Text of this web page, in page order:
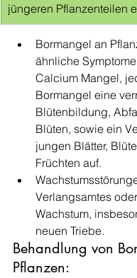
jüngeren Pflanzenteilen
Bormangel an
ähnliche
Calcium Mangel,
Bormangel eine
Blütenbildung,
Blüten, sowie ein
jungen Blätter,
Früchten auf.
Verlangsamtes
Wachstum,
neuen Triebe.
Behandlung von
Pflanzen: